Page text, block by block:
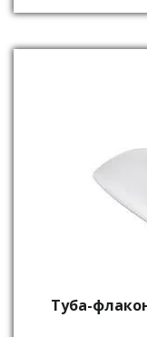
Туба-